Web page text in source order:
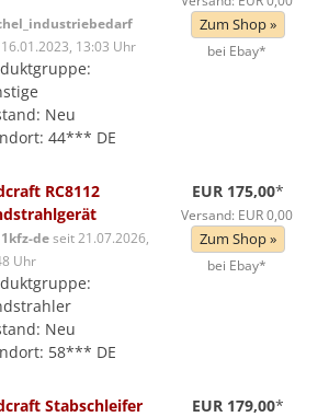
13:03 Uhr
Neu
44*** DE
Zum Shop »
bei Ebay*
RC8112
1kfz-deseit 21.07.2026,
Uhr
Neu
58*** DE
EUR 175,00*
Versand: EUR 0,00
Zum Shop »
bei Ebay*
Stabschleifer
EUR 179,00*